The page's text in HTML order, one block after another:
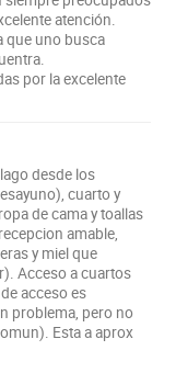
atención.
que uno busca
por la excelente
desde los
cuarto y
de cama y toallas
amable,
y miel que
Acceso a cuartos
acceso es
problema, pero no
Esta a aprox